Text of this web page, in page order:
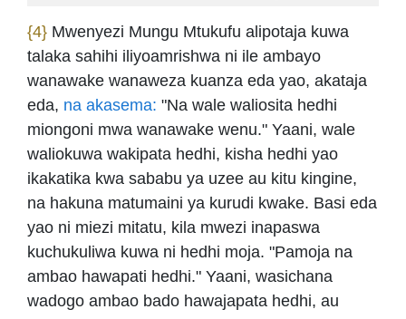
{4} Mwenyezi Mungu Mtukufu alipotaja kuwa
talaka sahihi iliyoamrishwa ni ile ambayo
wanawake wanaweza kuanza eda yao, akataja
eda, na akasema: "Na wale waliosita hedhi
miongoni mwa wanawake wenu." Yaani, wale
waliokuwa wakipata hedhi, kisha hedhi yao
ikakatika kwa sababu ya uzee au kitu kingine,
na hakuna matumaini ya kurudi kwake. Basi eda
yao ni miezi mitatu, kila mwezi inapaswa
kuchukuliwa kuwa ni hedhi moja. "Pamoja na
ambao hawapati hedhi." Yaani, wasichana
wadogo ambao bado hawajapata hedhi, au